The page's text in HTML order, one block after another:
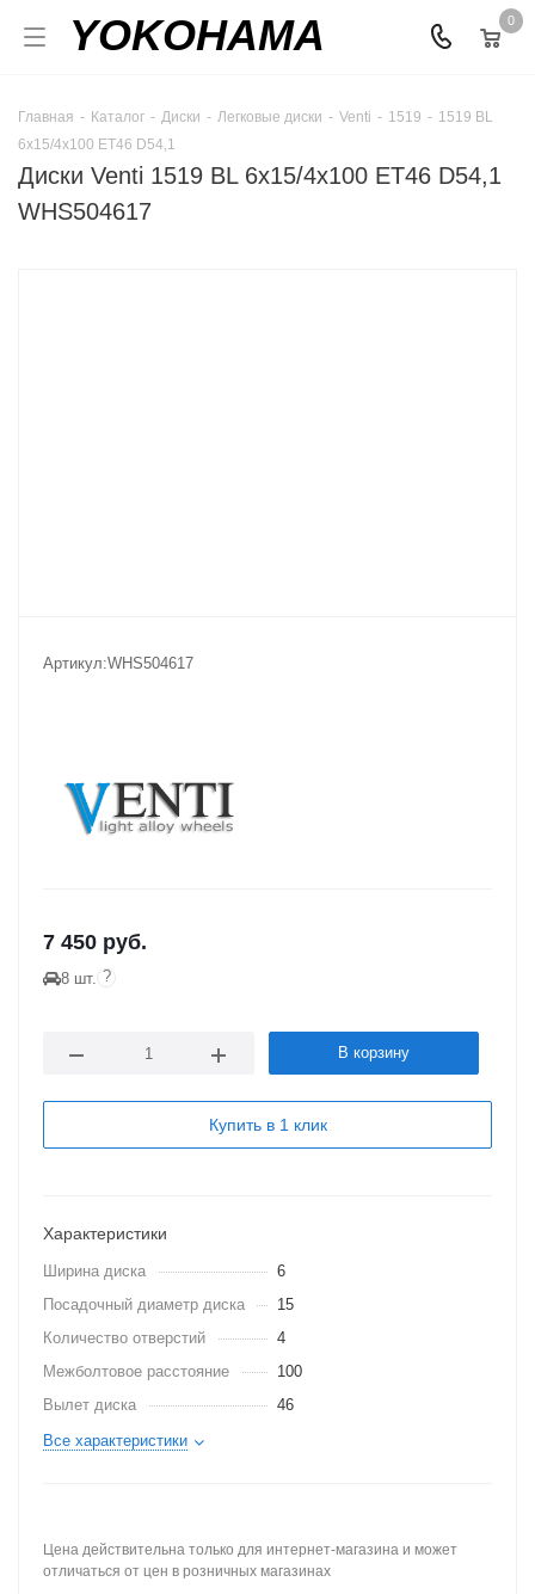
YOKOHAMA 0
Главная - Каталог - Диски - Легковые диски - Venti - 1519 - 1519 BL
6x15/4x100 ET46 D54,1
Диски Venti 1519 BL 6x15/4x100 ET46 D54,1
WHS504617
Артикул:WHS504617
7 450 руб.
8 шт. ?
В корзину
Купить в 1 клик
Характеристики
Ширина диска
6
Посадочный диаметр диска
15
Количество отверстий
4
Межболтовое расстояние
100
Вылет диска
46
Все характеристики
Цена действительна только для интернет-магазина и может
отличаться от цен в розничных магазинах